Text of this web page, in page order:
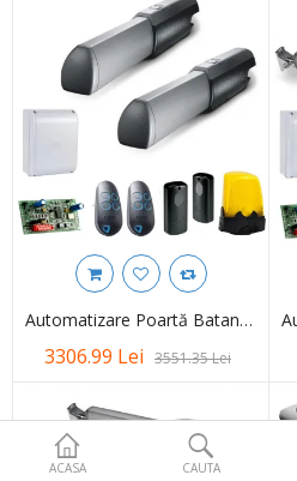
Promotii
More Categories
Compara Favorite (0)
Moneda
ACASA CAUTA
Automatizare Poartă Batantă CAME ATI KIT FULL – 3 M / 400 Kg – 001U7088ML
3306.99 Lei 3551.35 Lei